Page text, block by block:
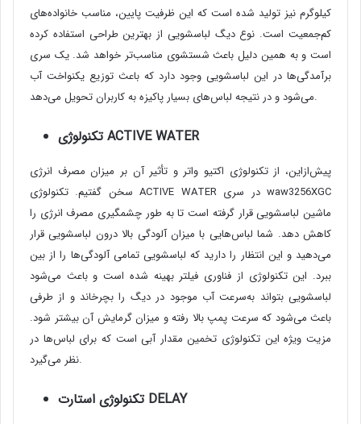
کیلوگرم نیز تولید شده است که این ظرفیت پایین، مناسب خانواده‌های
کم‌جمعیت است. نوع دیگ لباسشویی از بهترین طراحی استفاده کرده
است و به همین دلیل باعث شستشوی مناسب‌تر خواهد شد. یک سری
برآمدگی‌ها در این لباسشویی وجود دارد که باعث توزیع یکنواخت آب
می‌شود و در نتیجه لباس‌های بسیار پاکیزه به کاربران تحویل می‌دهد.
تکنولوژیACTIVE WATER
پیش‌ازاین، از تکنولوژی اکتیو واتر و تأثیر آن بر میزان مصرف انرژی
سخن گفتیم. تکنولوژی ACTIVE WATER در سری waw3256XGC
ماشین لباسشویی قرار گرفته است تا به طور چشمگیری مصرف انرژی را
کاهش دهد. شما لباس‌هایی با میزان آلودگی بالا درون لباسشویی قرار
می‌دهید و این انتظار را دارید که لباسشویی تمامی آلودگی‌ها را از بین
ببرد. این تکنولوژی از فناوری فیلتر بهینه شده است و باعث می‌شود
لباسشویی بتواند به‌سرعت آب موجود در دیگ را بچرخاند و از طرفی
باعث می‌شود که سرعت پمپ بالا رفته و میزان گرمایش آن بیشتر شود.
مزیت ویژه این تکنولوژی تخمین مقدار آبی است که برای لباس‌ها در
نظر می‌گیرد.
تکنولوژی استارت DELAY